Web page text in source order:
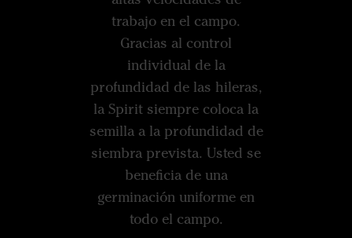
trabajo en el campo.
Gracias al control
individual de la
profundidad de las hileras,
la Spirit siempre coloca la
semilla a la profundidad de
siembra prevista. Usted se
beneficia de una
germinación uniforme en
todo el campo.